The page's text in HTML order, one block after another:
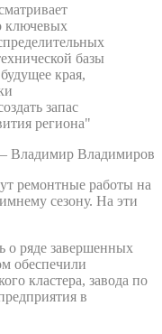
ключевых
базы
края,
запас
региона"
– Владимир Владимиров
ремонтные работы на
сезону. На эти
о ряде завершенных
обеспечили
кластера, завода по
в